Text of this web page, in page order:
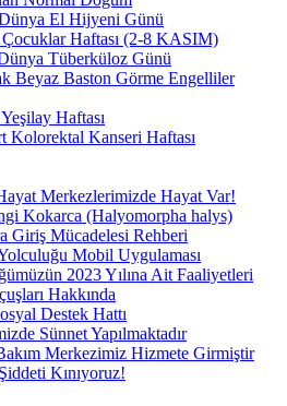
El Hijyeni Günü
Haftası (2-8 KASIM)
Tüberküloz Günü
Beyaz Baston Görme Engelliler
Haftası
Kolorektal Kanseri Haftası
Merkezlerimizde Hayat Var!
Kokarca (Halyomorpha halys)
Giriş Mücadelesi Rehberi
Mobil Uygulaması
2023 Yılına Ait Faaliyetleri
Hakkında
Destek Hattı
Sünnet Yapılmaktadır
Merkezimiz Hizmete Girmiştir
Kınıyoruz!